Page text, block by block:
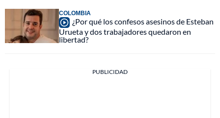
COLOMBIA
¿Por qué los confesos asesinos de Esteban
Urueta y dos trabajadores quedaron en
libertad?
PUBLICIDAD